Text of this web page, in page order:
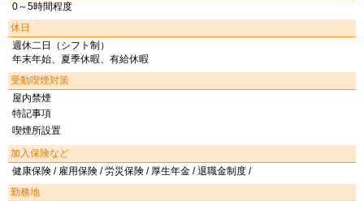
0～5時間程度
休日
週休二日（シフト制）
年末年始、夏季休暇、有給休暇
受動喫煙対策
屋内禁煙
特記事項
喫煙所設置
加入保険など
健康保険 / 雇用保険 / 労災保険 / 厚生年金 / 退職金制度 /
勤務地